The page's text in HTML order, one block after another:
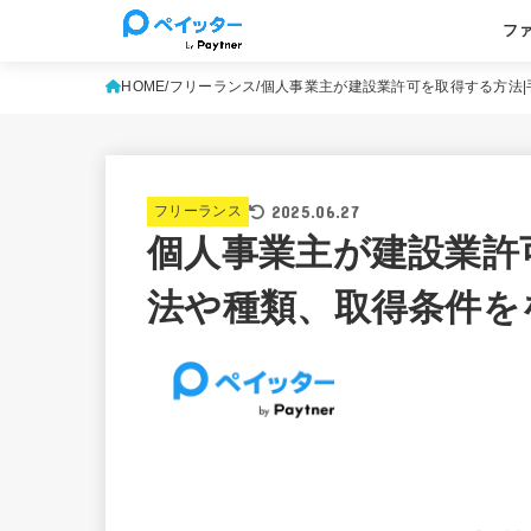
フ
基本
よく
HOME フリーランス 個人事業主が建設業許可を取得する方法
フリーランス 2025.06.27
個人事業主が建設業
法や種類、取得条件